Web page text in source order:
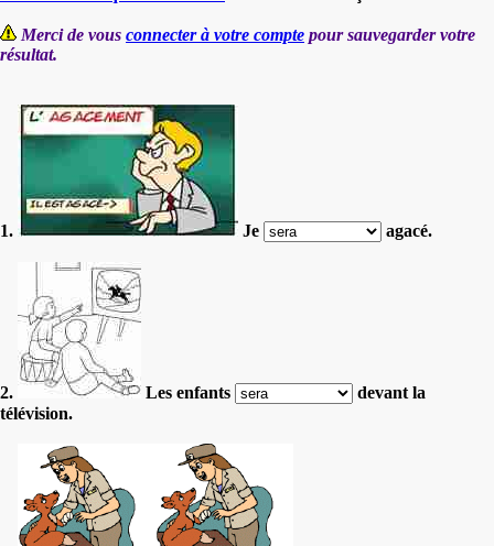
Merci de vous connecter à votre compte pour sauvegarder votre
résultat.
1. Je agacé.
2. Les enfants
devant la
télévision.